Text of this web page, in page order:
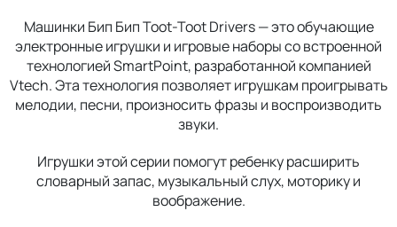
Машинки Бип Бип Toot-Toot Drivers — это обучающие
электронные игрушки и игровые наборы со встроенной
технологией SmartPoint, разработанной компанией
Vtech. Эта технология позволяет игрушкам проигрывать
мелодии, песни, произносить фразы и воспроизводить
звуки.
Игрушки этой серии помогут ребенку расширить
словарный запас, музыкальный слух, моторику и
воображение.